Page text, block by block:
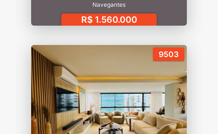
Navegantes
R$ 1.560.000
9503